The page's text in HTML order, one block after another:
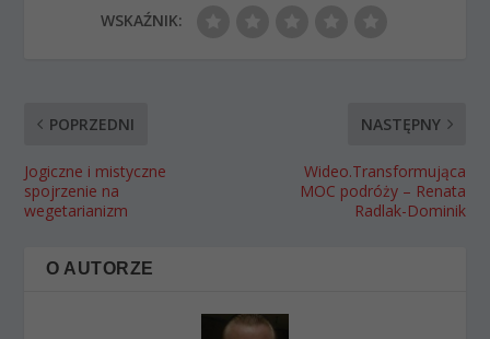
WSKAŹNIK:
POPRZEDNI
Jogiczne i mistyczne
spojrzenie na
wegetarianizm
NASTĘPNY
Wideo.Transformująca
MOC podróży – Renata
Radlak-Dominik
O AUTORZE